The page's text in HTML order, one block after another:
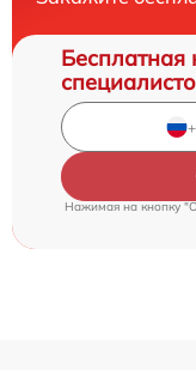
Бесплатная
Нажимая на кнопку